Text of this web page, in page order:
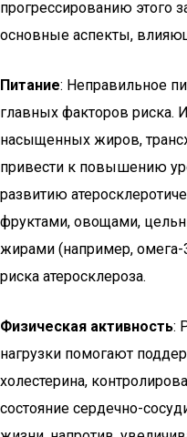
прогрессированию этого
основные аспекты,
Питание: Неправильное
главных факторов риска.
насыщенных жиров,
привести к повышению
развитию
фруктами, овощами,
жирами (например, омега-
риска атеросклероза.
Физическая активность:
нагрузки помогают
холестерина,
состояние сердечно-